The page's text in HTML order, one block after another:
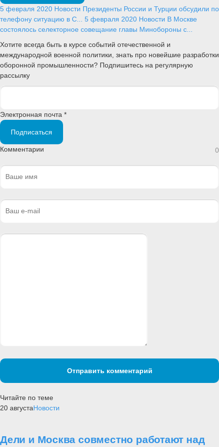
5 февраля 2020 Новости Президенты России и Турции обсудили по
телефону ситуацию в С... 5 февраля 2020 Новости В Москве
состоялось селекторное совещание главы Минобороны с...
Хотите всегда быть в курсе событий отечественной и
международной военной политики, знать про новейшие разработки
оборонной промышленности? Подпишитесь на регулярную
рассылку
Электронная почта *
Подписаться
Комментарии 0
Отправить комментарий
Читайте по теме
20 августаНовости
Дели и Москва совместно работают над